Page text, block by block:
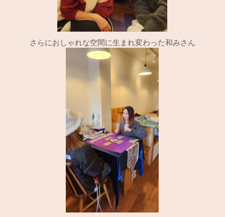
さらにおしゃれな空間に生まれ変わった和みさん